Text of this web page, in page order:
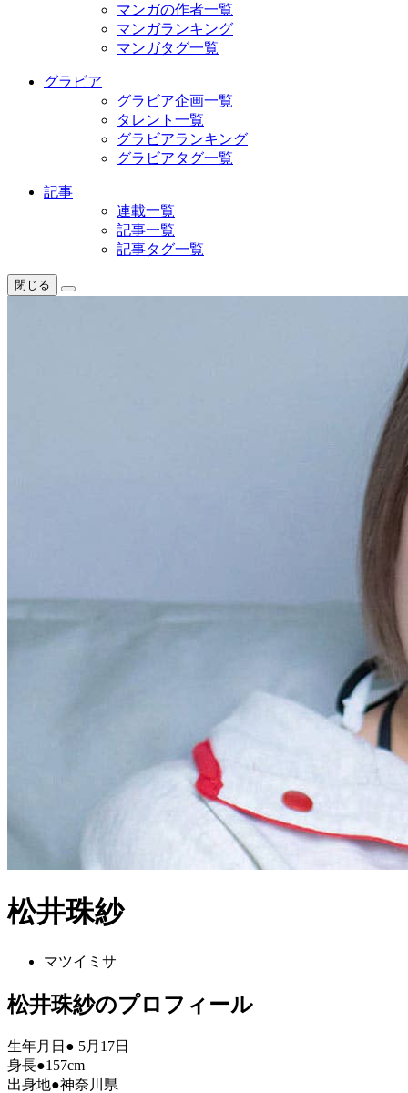
マンガの作者一覧
マンガランキング
マンガタグ一覧
グラビア
グラビア企画一覧
タレント一覧
グラビアランキング
グラビアタグ一覧
記事
連載一覧
記事一覧
記事タグ一覧
閉じる
松井珠紗
マツイミサ
松井珠紗のプロフィール
生年月日● 5月17日
身長●157cm
出身地●神奈川県